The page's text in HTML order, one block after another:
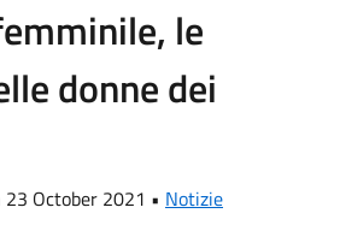
le
donne dei
23 October 2021 • Notizie